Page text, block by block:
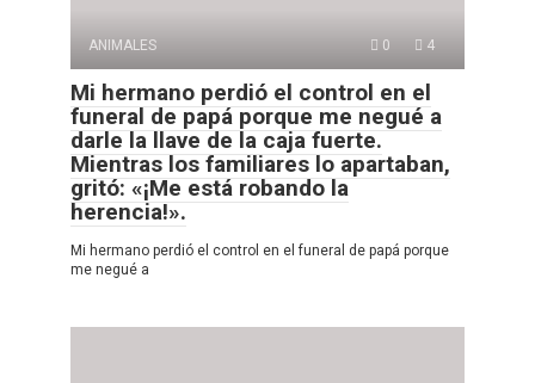
ANIMALES 0 4
Mi hermano perdió el control en el
funeral de papá porque me negué a
darle la llave de la caja fuerte.
Mientras los familiares lo apartaban,
gritó: «¡Me está robando la
herencia!».
Mi hermano perdió el control en el funeral de papá porque
me negué a